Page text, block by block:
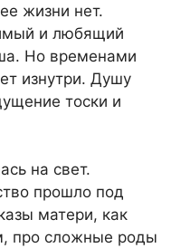
жизни нет.
и любящий
Но временами
изнутри. Душу
тоски и
на свет.
прошло под
матери, как
про сложные роды